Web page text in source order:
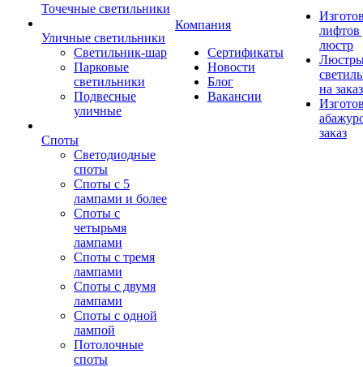
Точечные светильники
Уличные светильники
Светильник-шар
Парковые
светильники
Подвесные
уличные
Споты
Светодиодные
споты
Споты с 5
лампами и более
Споты с
четырьмя
лампами
Споты с тремя
лампами
Споты с двумя
лампами
Споты с одной
лампой
Потолочные
споты
Компания
Сертификаты
Новости
Блог
Вакансии
лифтов
люстр
на заказ
заказ